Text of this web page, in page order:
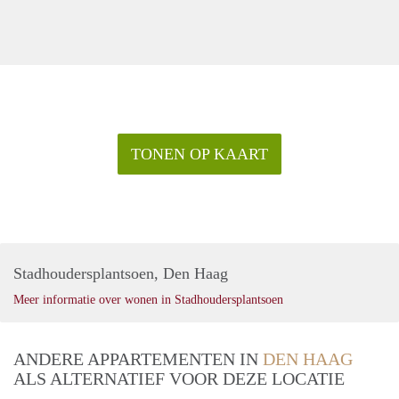
TONEN OP KAART
Stadhoudersplantsoen, Den Haag
Meer informatie over wonen in Stadhoudersplantsoen
ANDERE APPARTEMENTEN IN DEN HAAG
ALS ALTERNATIEF VOOR DEZE LOCATIE